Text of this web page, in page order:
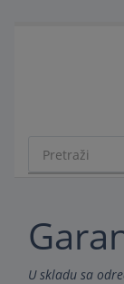
U skladu sa